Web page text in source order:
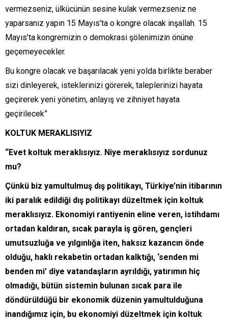
vermezseniz, ülkücünün sesine kulak vermezseniz ne
yaparsanız yapın 15 Mayıs’ta o kongre olacak inşallah. 15
Mayıs’ta kongremizin o demokrasi şölenimizin önüne
geçemeyecekler.
Bu kongre olacak ve başarılacak yeni yolda birlikte beraber
sizi dinleyerek, isteklerinizi görerek, taleplerinizi hayata
geçirerek yeni yönetim, anlayış ve zihniyet hayata
geçirilecek”
KOLTUK MERAKLISIYIZ
“Evet koltuk meraklısıyız. Niye meraklısıyız sordunuz
mu?
Çünkü biz yamultulmuş dış politikayı, Türkiye’nin itibarının
iki paralık edildiği dış politikayı düzeltmek için koltuk
meraklısıyız. Ekonomiyi rantiyenin eline veren, istihdamı
ortadan kaldıran, sıcak parayla iş gören, gençleri
umutsuzluğa ve yılgınlığa iten, haksız kazancın önde
olduğu, haklı rekabetin ortadan kalktığı, ‘senden mi
benden mi’ diye vatandaşların ayrıldığı, yatırımın hiç
olmadığı, bütün sistemin bulunan sıcak para ile
döndürüldüğü bir ekonomik düzenin yamultulduğuna
inandığımız için, bu ekonomiyi düzeltmek için koltuk